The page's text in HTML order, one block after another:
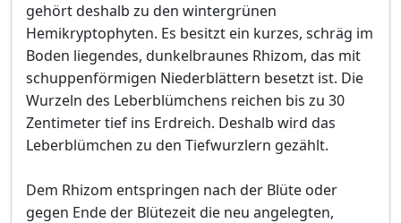
gehört deshalb zu den wintergrünen
Hemikryptophyten. Es besitzt ein kurzes, schräg im
Boden liegendes, dunkelbraunes Rhizom, das mit
schuppenförmigen Niederblättern besetzt ist. Die
Wurzeln des Leberblümchens reichen bis zu 30
Zentimeter tief ins Erdreich. Deshalb wird das
Leberblümchen zu den Tiefwurzlern gezählt.
Dem Rhizom entspringen nach der Blüte oder
gegen Ende der Blütezeit die neu angelegten,